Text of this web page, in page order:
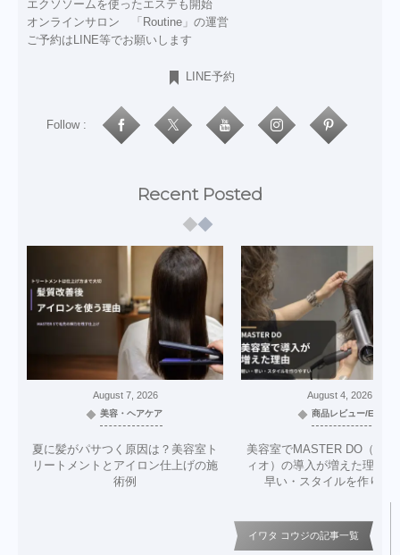
エクソソームを使ったエステも開始
オンラインサロン 「Routine」の運営
ご予約はLINE等でお願いします
LINE予約
Follow :
Recent Posted
August 7, 2026
美容・ヘアケア
夏に髪がパサつく原因は？美容室ト
リートメントとアイロン仕上げの施
術例
August 4, 2026
商品レビュー/EC
美容室でMASTER DO（マ
ィオ）の導入が増えた理由
早い・スタイルを作りや
イワタ コウジの記事一覧